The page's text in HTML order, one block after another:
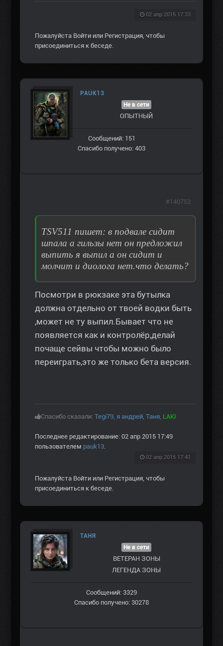
02 апр 2015 17:33
Пожалуйста Войти или Регистрация, чтобы
присоединиться к беседе.
PAUK13
Не в сети
ОПЫТНЫЙ
Сообщений: 151
Спасибо получено: 403
TSV511 пишет: в подвале сидит
шпала а гильзы нет он предложил
выпить я выпил а он сидит и
молчит и диолога нет.что делать?
Посмотри в рюкзаке эта бутылка
должна отдельно от твоей водки быть
,может не ту выпил.Бывает что не
появляется как и контролёр,делай
почаще сейвы чтобы можно было
переиграть,это же только бета версия.
Спасибо сказали: Tegi79, я андрей, Таня, LAKI
Последнее редактирование: 02 апр 2015 17:49
пользователем pauk13.
02 апр 2015 17:41
#140752
Пожалуйста Войти или Регистрация, чтобы
присоединиться к беседе.
ТАНЯ
Не в сети
ВЕТЕРАН ЗOНЫ
ЛЕГЕНДА ЗОНЫ
Сообщений: 3329
Спасибо получено: 30278